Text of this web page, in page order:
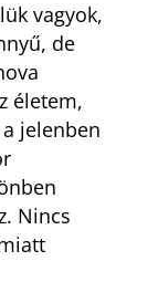
vagyok,
de
életem,
jelenben
Nincs